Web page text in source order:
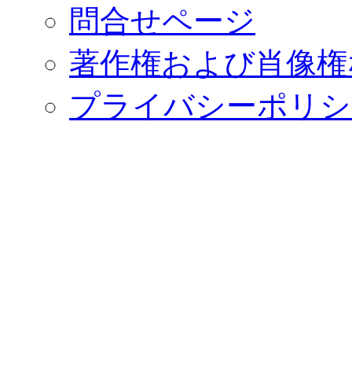
問合せページ
著作権および肖像
プライバシーポリ